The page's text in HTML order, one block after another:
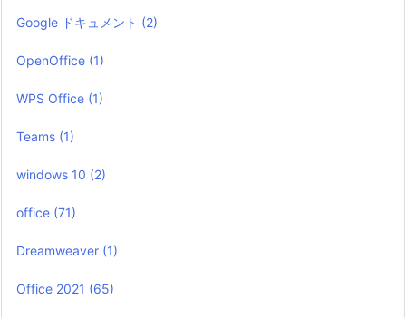
Google ドキュメント (2)
OpenOffice (1)
WPS Office (1)
Teams (1)
windows 10 (2)
office (71)
Dreamweaver (1)
Office 2021 (65)